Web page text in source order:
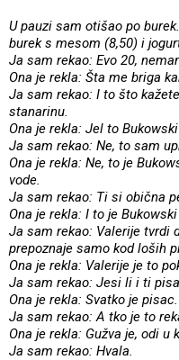
U pauzi sam otišao po
burek s mesom (8,50) i
Ja sam rekao: Evo 20,
Ona je rekla: Šta me briga
Ja sam rekao: I to što
stanarinu.
Ona je rekla: Jel to
Ja sam rekao: Ne, to sam
Ona je rekla: Ne, to je
vode.
Ja sam rekao: Ti si obična
Ona je rekla: I to je
Ja sam rekao: Valerije tvrdi
prepoznaje samo kod loših
Ona je rekla: Valerije je to
Ja sam rekao: Jesi li i ti
Ona je rekla: Svatko je
Ja sam rekao: A tko je to
Ona je rekla: Gužva je, odi u
Ja sam rekao: Hvala.